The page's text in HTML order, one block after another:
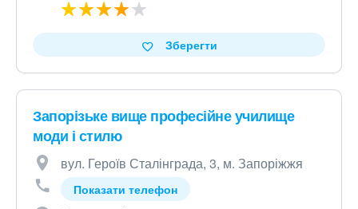
Зберегти
Запорізьке вище професійне училище
моди і стилю
вул. Героїв Сталінграда, 3, м. Запоріжжя
Показати телефон